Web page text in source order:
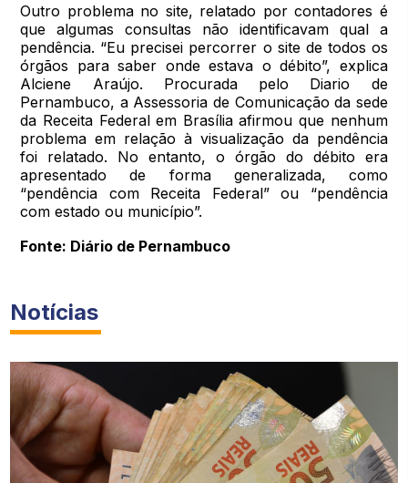
Outro problema no site, relatado por contadores é
que algumas consultas não identificavam qual a
pendência. “Eu precisei percorrer o site de todos os
órgãos para saber onde estava o débito”, explica
Alciene Araújo. Procurada pelo Diario de
Pernambuco, a Assessoria de Comunicação da sede
da Receita Federal em Brasília afirmou que nenhum
problema em relação à visualização da pendência
foi relatado. No entanto, o órgão do débito era
apresentado de forma generalizada, como
“pendência com Receita Federal” ou “pendência
com estado ou município”.
Fonte: Diário de Pernambuco
Notícias